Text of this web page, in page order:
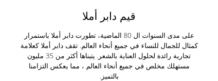
قيم دابر أملا
على مدى السنوات ال 80 الماضية، تطورت دابر أملا باستمرار
كمثال للجمال للنساء في جميع أنحاء العالم. تقف دابر أملا كعلامة
تجارية رائدة لحلول العناية بالشعر. يتبناها أكثر من 35 مليون
مستهلك مخلص في جميع أنحاء العالم ، مما يعكس التزامنا
بالتميز.